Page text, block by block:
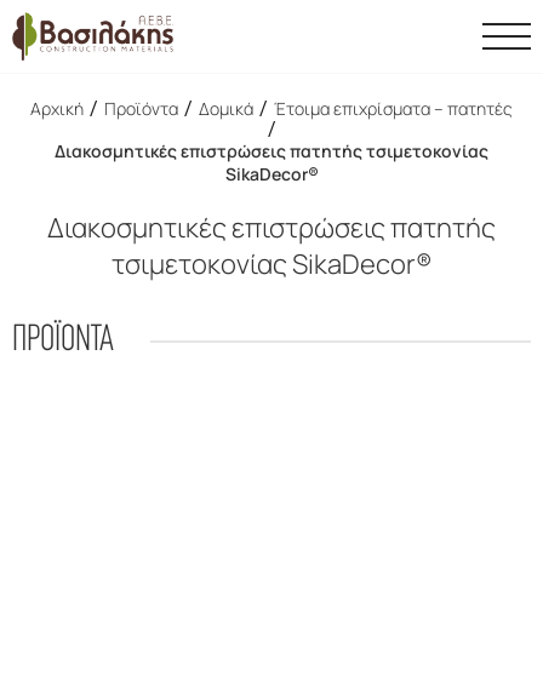
Αρχική / Προϊόντα / Δομικά / Έτοιμα επιχρίσματα – πατητές
/
Διακοσμητικές επιστρώσεις πατητής τσιμετοκονίας
SikaDecor®
Διακοσμητικές επιστρώσεις πατητής
τσιμετοκονίας SikaDecor®
ΠΡΟΪΟΝΤΑ